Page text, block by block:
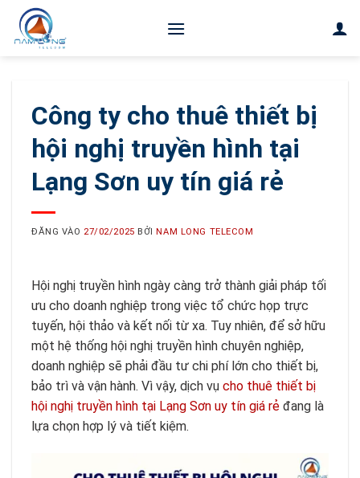
nội
Công ty cho thuê thiết bị
hội nghị truyền hình tại
Lạng Sơn uy tín giá rẻ
ĐĂNG VÀO 27/02/2025 BỞINAM LONG TELECOM
Hội nghị truyền hình ngày càng trở thành giải pháp tối
ưu cho doanh nghiệp trong việc tổ chức họp trực
tuyến, hội thảo và kết nối từ xa. Tuy nhiên, để sở hữu
một hệ thống hội nghị truyền hình chuyên nghiệp,
doanh nghiệp sẽ phải đầu tư chi phí lớn cho thiết bị,
bảo trì và vận hành. Vì vậy, dịch vụ cho thuê thiết bị
hội nghị truyền hình tại Lạng Sơn uy tín giá rẻ đang là
lựa chọn hợp lý và tiết kiệm.